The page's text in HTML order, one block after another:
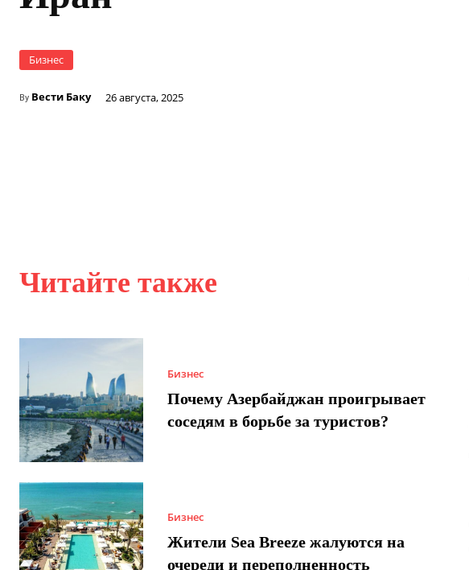
Бизнес
By Вести Баку 26 августа, 2025
Читайте также
Бизнес
Почему Азербайджан проигрывает
соседям в борьбе за туристов?
Бизнес
Жители Sea Breeze жалуются на
очереди и переполненность